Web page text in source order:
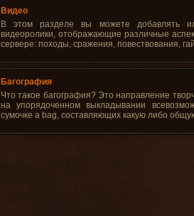
Видео
В этом разделе вы можете добавлять
видеоролики, отображающие различные
сервере: походы, сражения, повествования,
Багография
Что такое багография? Это направление
на упорядоченном выкладывании
сумочке a bag, составляющих какую либо